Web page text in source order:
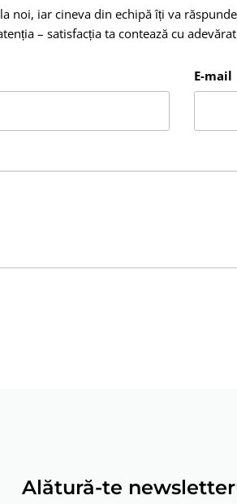
noi, iar cineva din echipă îți va
– satisfacția ta contează cu
E-mail
Alătură-te